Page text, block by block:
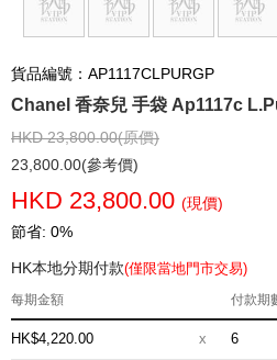
貨品編號：AP1117CLPURGP
Chanel 香奈兒 手袋 Ap1117c
HKD 23,800.00(原價)
23,800.00(參考價)
HKD 23,800.00 (現價)
節省: 0%
HK本地分期付款(僅限當地門市交易)
每期金額 付款期
HK$4,220.00 x 6